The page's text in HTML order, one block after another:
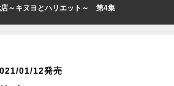
～キヌヨとハリエット～ 第4集
01/12発売